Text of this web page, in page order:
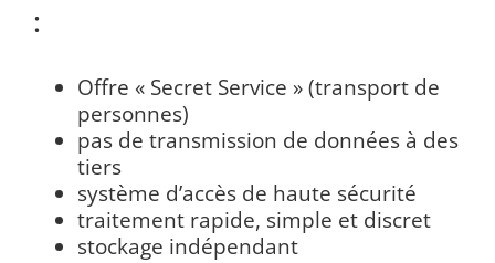
:
Offre « Secret Service » (transport de
personnes)
pas de transmission de données à des
tiers
système d’accès de haute sécurité
traitement rapide, simple et discret
stockage indépendant